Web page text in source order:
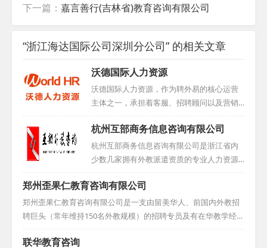
下一篇： 嘉言善行(吉林省)教育咨询有限公司
“浙江海达国际公司深圳分公司” 的相关文章
沃德国际人力资源
沃德国际人力资源，作为聘外易的核心运营
主体之一，承担着客服、招聘顾问以及营销
团队等多重职责。凭借其在人力资源领域的
卓越表现，公司于2016年荣获中国互联网人
才招聘行业优秀示范企业称号，同时积极与
学校展开合作，为行业输送优秀人才。...
杭州互部商务信息咨询有限公司
杭州互部商务信息咨询有限公司是浙江省内
少数几家拥有外教派遣资质的专业人力资源
机构，核心业务涵盖外教推荐、代招、派遣
及签证代理。目前，我们的服务已遍布全
国，并延伸至海外，如加拿大、英国和南非
等地均设有办事处。...
郑州歪果仁教育咨询有限公司
郑州歪果仁教育咨询有限公司是一支由留美华人、前国内外教招
聘巨头（常年维持150名外教规模）的招聘专员及有在华教学经历
的美籍人员构成的专业外教招聘队伍。我们的宗旨是：不只是引
进外国人当老师，而是挑选优秀的外籍教师来华执教。对于学
联华教育咨询